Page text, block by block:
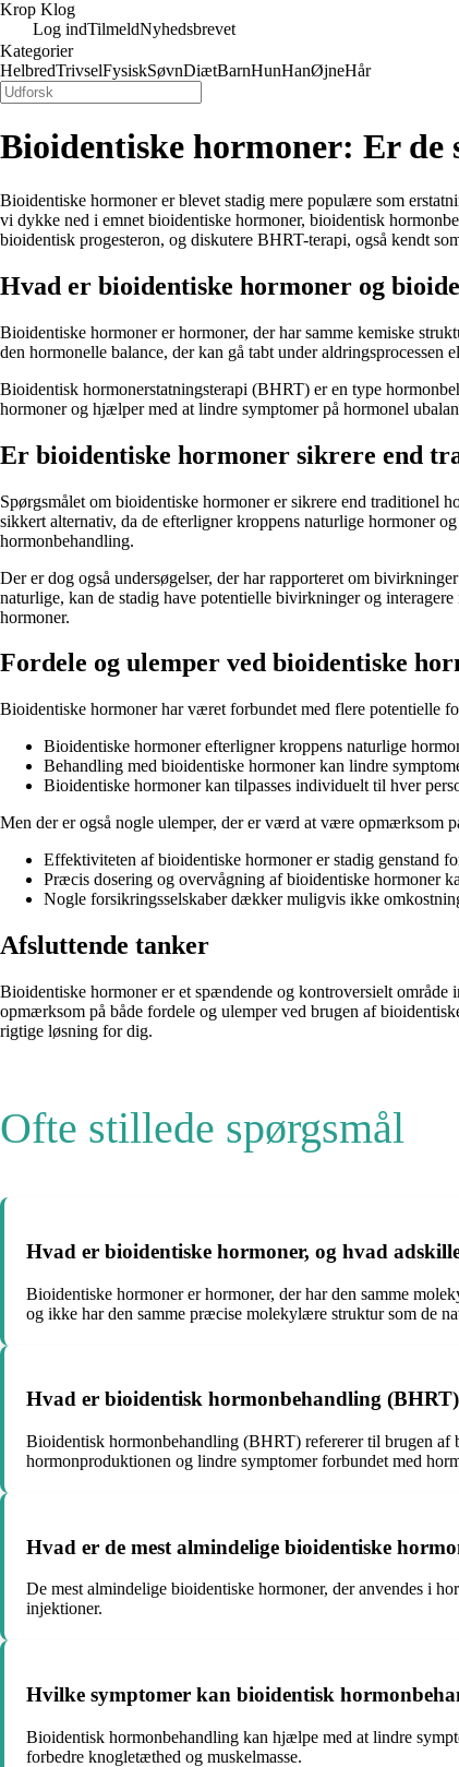
Krop Klog
Log indTilmeldNyhedsbrevet
Kategorier
HelbredTrivselFysiskSøvnDiætBarnHunHanØjneHår
Bioidentiske hormoner: Er de
Bioidentiske hormoner er blevet stadig mere populære som
vi dykke ned i emnet bioidentiske hormoner, bioidentisk
bioidentisk progesteron, og diskutere BHRT-terapi, også kendt
Hvad er bioidentiske hormoner og
Bioidentiske hormoner er hormoner, der har samme kemiske
den hormonelle balance, der kan gå tabt under aldringsprocessen
Bioidentisk hormonerstatningsterapi (BHRT) er en type
hormoner og hjælper med at lindre symptomer på hormonel
Er bioidentiske hormoner sikrere end
Spørgsmålet om bioidentiske hormoner er sikrere end traditionel
sikkert alternativ, da de efterligner kroppens naturlige hormoner
hormonbehandling.
Der er dog også undersøgelser, der har rapporteret om
naturlige, kan de stadig have potentielle bivirkninger og
hormoner.
Fordele og ulemper ved bioidentiske
Bioidentiske hormoner har været forbundet med flere potentielle
Bioidentiske hormoner efterligner kroppens naturlige
Behandling med bioidentiske hormoner kan lindre
Bioidentiske hormoner kan tilpasses individuelt til hver
Men der er også nogle ulemper, der er værd at være opmærksom
Effektiviteten af ​​bioidentiske hormoner er stadig genstand
Præcis dosering og overvågning af bioidentiske hormoner
Nogle forsikringsselskaber dækker muligvis ikke
Afsluttende tanker
Bioidentiske hormoner er et spændende og kontroversielt
opmærksom på både fordele og ulemper ved brugen af
rigtige løsning for dig.
Ofte stillede spørgsmål
Hvad er bioidentiske hormoner, og hvad
Bioidentiske hormoner er hormoner, der har den samme
og ikke har den samme præcise molekylære struktur som de
Hvad er bioidentisk hormonbehandling
Bioidentisk hormonbehandling (BHRT) refererer til brugen af
hormonproduktionen og lindre symptomer forbundet med
Hvad er de mest almindelige bioidentiske
De mest almindelige bioidentiske hormoner, der anvendes i
injektioner.
Hvilke symptomer kan bioidentisk
Bioidentisk hormonbehandling kan hjælpe med at lindre
forbedre knogletæthed og muskelmasse.